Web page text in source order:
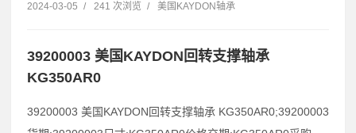
2024-03-05 / 241 次浏览 / 美国KAYDON轴承
39200003 美国KAYDON回转支撑轴承
KG350AR0
39200003 美国KAYDON回转支撑轴承 KG350AR0;39200003